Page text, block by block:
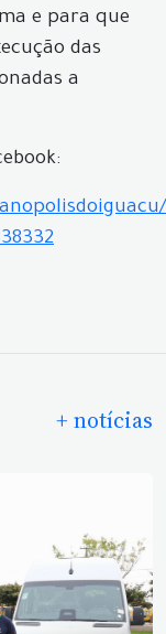
e para que
das
a
+ notícias